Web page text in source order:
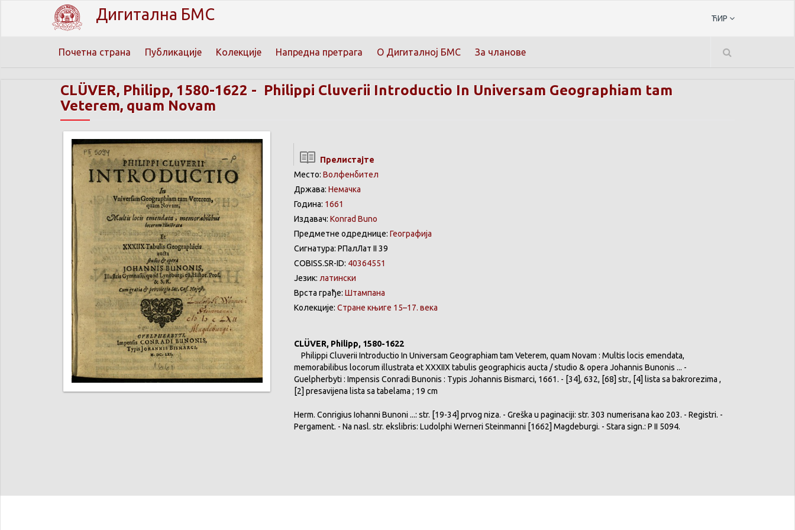
Дигитална БМС ЋИР
Почетна страна Публикације Колекције Напредна претрага О Дигиталној БМС За чланове
CLÜVER, Philipp, 1580-1622 - Philippi Cluverii Introductio In Universam Geographiam tam
Veterem, quam Novam
Прелистајте
Место: Волфенбител
Држава: Немачка
Година: 1661
Издавач: Konrad Buno
Предметне одреднице: Географија
Сигнатура: РПалЛат II 39
COBISS.SR-ID: 40364551
Језик: латински
Врста грађе: Штампана
Колекције: Стране књиге 15–17. века
CLÜVER, Philipp, 1580-1622
Philippi Cluverii Introductio In Universam Geographiam tam Veterem, quam Novam : Multis locis emendata,
memorabilibus locorum illustrata et XXXIIX tabulis geographicis aucta / studio & opera Johannis Bunonis ... -
Guelpherbyti : Impensis Conradi Bunonis : Typis Johannis Bismarci, 1661. - [34], 632, [68] str., [4] lista sa bakrorezima ,
[2] presavijena lista sa tabelama ; 19 cm
Herm. Conrigius Iohanni Bunoni ...: str. [19-34] prvog niza. - Greška u paginaciji: str. 303 numerisana kao 203. - Registri. -
Pergament. - Na nasl. str. ekslibris: Ludolphi Werneri Steinmanni [1662] Magdeburgi. - Stara sign.: P II 5094.